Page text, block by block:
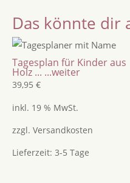
indirekter
Beleuchtung
Wallampe
mit
und
Geburtstsdaten
Geschenk
Das könnte dir
Tagesplan für Kinder aus
Holz ... ...weiter
39,95 €
inkl. 19 % MwSt.
zzgl. Versandkosten
Lieferzeit: 3-5 Tage